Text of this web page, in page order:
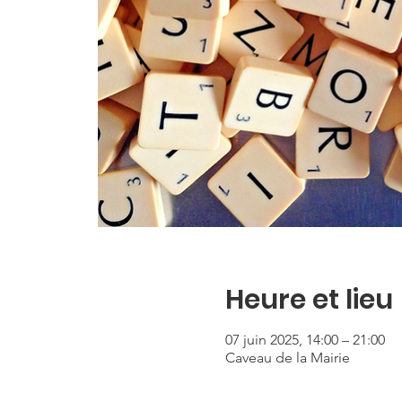
Heure et lieu
07 juin 2025, 14:00 – 21:00
Caveau de la Mairie